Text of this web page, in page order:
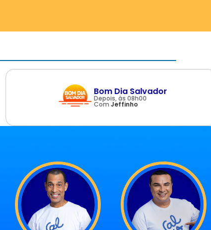
Bom Dia Salvador
Depois, às 08h00
Com Jeffinho